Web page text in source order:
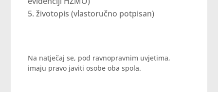
životopis (vlastoručno potpisan)
Na natječaj se, pod ravnopravnim uvjetima,
imaju pravo javiti osobe oba spola.